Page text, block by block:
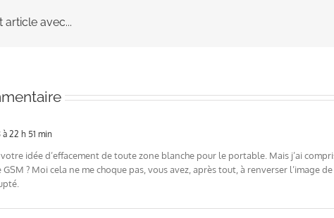
article avec...
22 h 51 min
idée d’effacement de toute zone blanche pour le portable. Mais j’ai
GSM ? Moi cela ne me choque pas, vous avez, après tout, à renverser